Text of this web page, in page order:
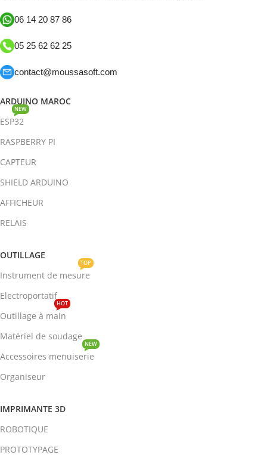
06 14 20 87 86
05 25 62 62 25
contact@moussasoft.com
ARDUINO MAROC
ESP32
NEW
RASPBERRY PI
CAPTEUR
SHIELD ARDUINO
AFFICHEUR
RELAIS
OUTILLAGE
Instrument de mesure
TOP
Electroportatif
Outillage à main
HOT
Matériel de soudage
Accessoires menuiserie
NEW
Organiseur
IMPRIMANTE 3D
ROBOTIQUE
PROTOTYPAGE